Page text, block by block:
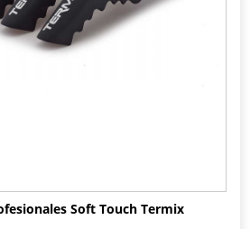
Soft Touch Termix